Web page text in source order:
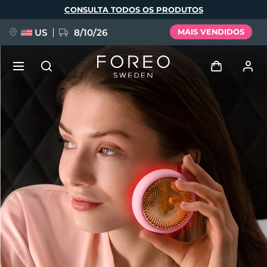
principal
CONSULTA TODOS OS PRODUTOS
US 8/10/26 MAIS VENDIDOS
Entrar
Perfil de usuário
Meus aparelhos
Meus pedidos
Meus endereços
As minhas subscrições
NOVIDADE
FAQ™ Pure Beauty-Tech Elixir
BREAKING NEWS
issa™ Teeth Whitening Set
Idioma
Deutsch
Español
Français
Italiano
Português
Polski
Svenska
Русский
Türkçe
简体中文 繁體中文